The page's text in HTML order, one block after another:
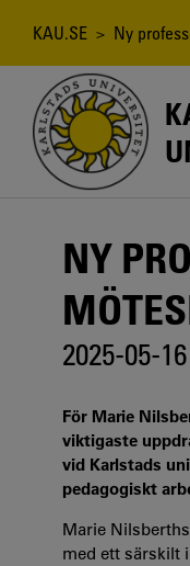
Länkstig
KAU.SE > Ny
NY
2025-05-16
För Marie
viktigaste
vid Karlstads
pedagogiskt
Marie
med ett särskilt